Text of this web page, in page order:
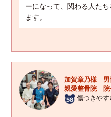
ーになって、関わる人た
ます。
加賀章乃様 男
親愛整骨院 院
傷つきや